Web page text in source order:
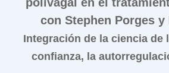
con Stephen Porges y
Integración de la ciencia de
confianza, la